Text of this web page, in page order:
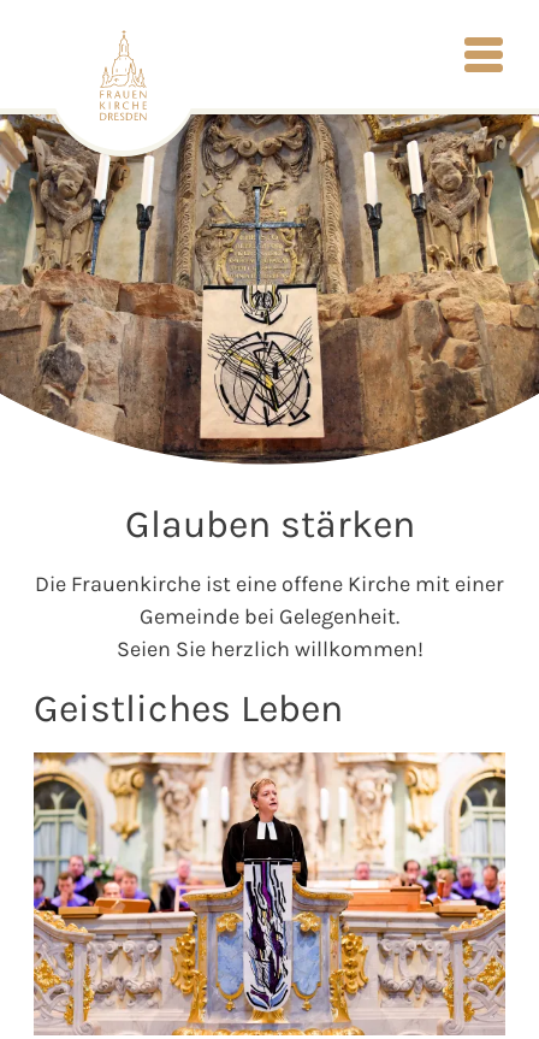
Glauben stärken
Die Frauenkirche ist eine offene Kirche mit einer
Gemeinde bei Gelegenheit.
Seien Sie herzlich willkommen!
Geistliches Leben